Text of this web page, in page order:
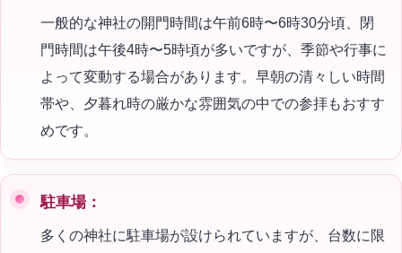
一般的な神社の開門時間は午前6時〜6時30分頃、閉
門時間は午後4時〜5時頃が多いですが、季節や行事に
よって変動する場合があります。早朝の清々しい時間
帯や、夕暮れ時の厳かな雰囲気の中での参拝もおすす
めです。
駐車場：
多くの神社に駐車場が設けられていますが、台数に限